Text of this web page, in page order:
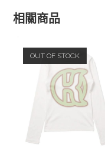
相關商品
OUT OF STOCK